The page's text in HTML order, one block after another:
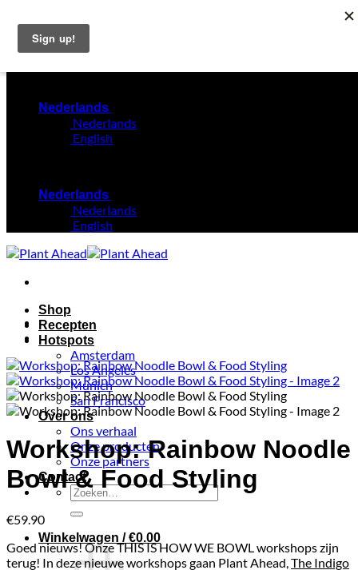
inhoud
Holiday Update: if you order today, it will be shipped on
Nov 1st. Free NL delivery on orders €50+ and free EU
delivery on orders €70+
Nederlands
Nederlands
English
Nederlands
Nederlands
English
Shop
Recepten
Hotspots
Amsterdam
Los Angeles
Munich
San Francisco
Over ons
Ons verhaal
Onze producten
Onze partners
Contact
Zoeken
naar:
Winkelwagen /€0.00
Workshop: Rainbow Noodle
Bowl & Food Styling
€59.90
Goed nieuws! Onze THIS IS HOW WE BOWL workshops zijn
terug! In deze nieuwe workshops gaan Plant Ahead,The Indigo